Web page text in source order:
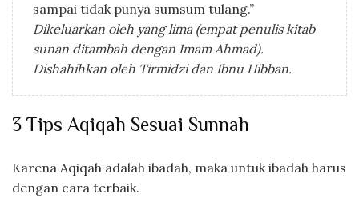
sampai tidak punya sumsum tulang.”
Dikeluarkan oleh yang lima (empat penulis kitab
sunan ditambah dengan Imam Ahmad).
Dishahihkan oleh Tirmidzi dan Ibnu Hibban.
3 Tips Aqiqah Sesuai Sunnah
Karena Aqiqah adalah ibadah, maka untuk ibadah harus
dengan cara terbaik.